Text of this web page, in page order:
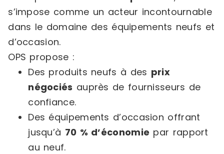
s’impose comme un acteur incontournable
dans le domaine des équipements neufs et
d’occasion.
OPS propose :
Des produits neufs à des prix
négociés auprès de fournisseurs de
confiance.
Des équipements d’occasion offrant
jusqu’à 70 % d’économie par rapport
au neuf.